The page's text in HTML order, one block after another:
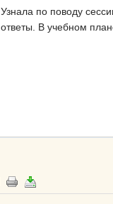
Узнала по поводу
ответы. В учебном